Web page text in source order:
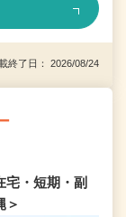
了日： 2026/08/24
宅・短期・副
＞